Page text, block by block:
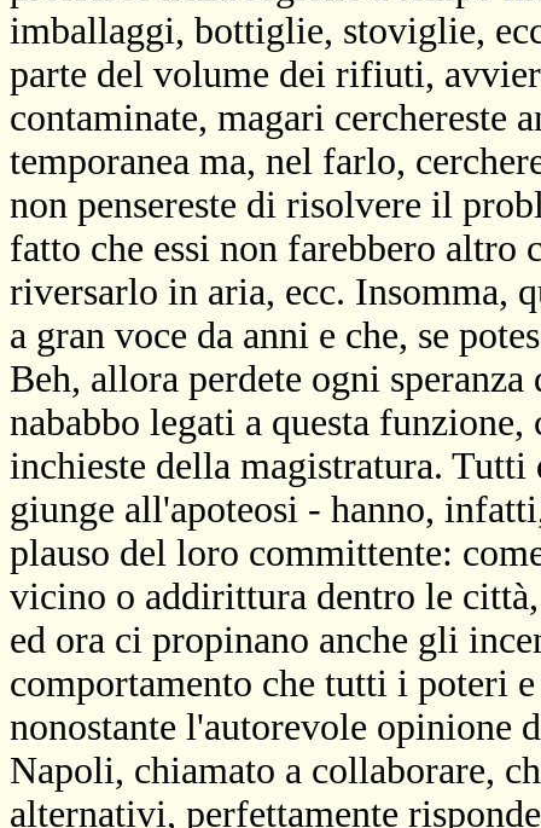
imballaggi, bottiglie, stoviglie,
parte del volume dei rifiuti,
contaminate, magari cerchereste
temporanea ma, nel farlo,
non pensereste di risolvere il
fatto che essi non farebbero altro
riversarlo in aria, ecc. Insomma,
a gran voce da anni e che, se
Beh, allora perdete ogni
nababbo legati a questa
inchieste della magistratura.
giunge all'apoteosi - hanno,
plauso del loro committente:
vicino o addirittura dentro le
ed ora ci propinano anche gli
comportamento che tutti i poteri
nonostante l'autorevole opinione
Napoli, chiamato a collaborare,
alternativi, perfettamente